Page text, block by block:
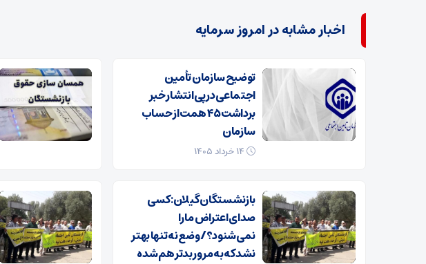
اخبار مشابه در امروز سرمایه
توضیح سازمان تأمین
اجتماعی در پی انتشار خبر
برداشت ۴۵ همت از حساب
سازمان
بازنشستگان گیلان: کسی
صدای اعتراض ما را
نمی‌شنود؟/ وضع نه تنها بهتر
نشد که به مرور بدتر هم شده